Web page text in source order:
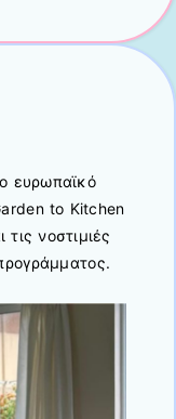
ευρωπαϊκό
to Kitchen
νοστιμιές